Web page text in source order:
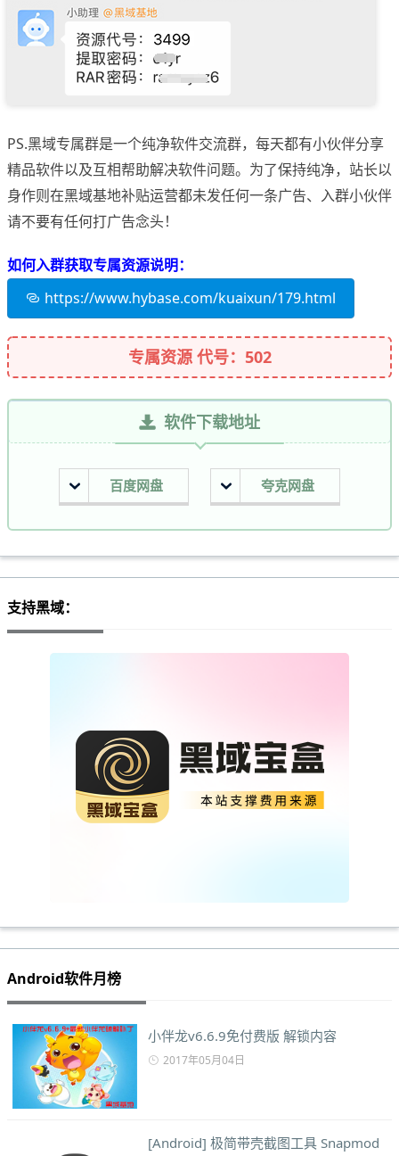
PS.黑域专属群是一个纯净软件交流群，每天都有小伙伴分享
精品软件以及互相帮助解决软件问题。为了保持纯净，站长以
身作则在黑域基地补贴运营都未发任何一条广告、入群小伙伴
请不要有任何打广告念头！
如何入群获取专属资源说明：
https://www.hybase.com/kuaixun/179.html
专属资源 代号：502
软件下载地址
百度网盘 夸克网盘
支持黑域：
Android软件月榜
小伴龙v6.6.9免付费版 解锁内容
2017年05月04日
[Android] 极简带壳截图工具 Snapmod